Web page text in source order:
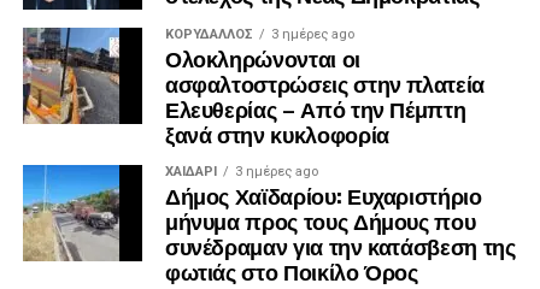
ΚΟΡΥΔΑΛΛΟΣ 3 ημέρες ago
Ολοκληρώνονται οι
ασφαλτοστρώσεις στην πλατεία
Ελευθερίας – Από την Πέμπτη
ξανά στην κυκλοφορία
ΧΑΪΔΑΡΙ 3 ημέρες ago
Δήμος Χαϊδαρίου: Ευχαριστήριο
μήνυμα προς τους Δήμους που
συνέδραμαν για την κατάσβεση της
φωτιάς στο Ποικίλο Όρος